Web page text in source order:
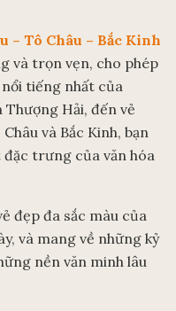
– Tô Châu – Bắc Kinh
và trọn vẹn, cho phép
tiếng nhất của
Hải, đến vẻ
và Bắc Kinh, bạn
trưng của văn hóa
đẹp đa sắc màu của
và mang về những kỷ
nền văn minh lâu